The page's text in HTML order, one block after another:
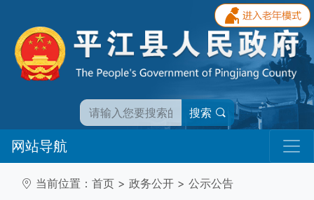
搜索
网站导航
当前位置： 首页 > 政务公开 > 公示公告